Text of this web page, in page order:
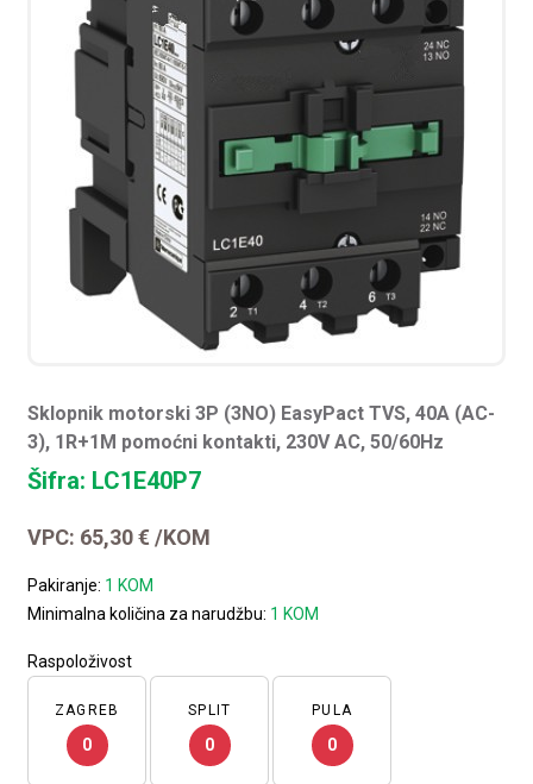
Sklopnik motorski 3P (3NO) EasyPact TVS, 40A (AC-
3), 1R+1M pomoćni kontakti, 230V AC, 50/60Hz
Šifra: LC1E40P7
VPC: 65,30€ /KOM
Pakiranje: 1 KOM
Minimalna količina za narudžbu: 1 KOM
Raspoloživost
ZAGREB
0
SPLIT
0
PULA
0